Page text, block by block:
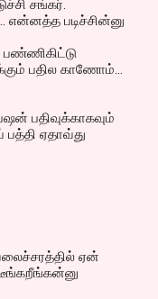
சங்கர்.
என்னத்த படிச்சின்னு
பண்ணிகிட்டு
பதில காணோம்...
பதிவுக்காகவும்
பத்தி ஏதாவ்து
ஏன்